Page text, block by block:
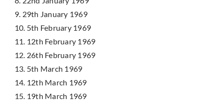
9. 29th January 1969
10. 5th February 1969
11. 12th February 1969
12. 26th February 1969
13. 5th March 1969
14. 12th March 1969
15. 19th March 1969